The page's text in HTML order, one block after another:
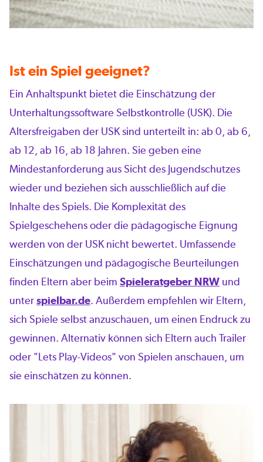
Ist ein Spiel geeignet?
Ein Anhaltspunkt bietet die Einschätzung der
Unterhaltungssoftware Selbstkontrolle (USK). Die
Altersfreigaben der USK sind unterteilt in: ab 0, ab 6,
ab 12, ab 16, ab 18 Jahren. Sie geben eine
Mindestanforderung aus Sicht des Jugendschutzes
wieder und beziehen sich ausschließlich auf die
Inhalte des Spiels. Die Komplexität des
Spielgeschehens oder die pädagogische Eignung
werden von der USK nicht bewertet. Umfassende
Einschätzungen und pädagogische Beurteilungen
finden Eltern aber beim Spieleratgeber NRW und
unterspielbar.de. Außerdem empfehlen wir Eltern,
sich Spiele selbst anzuschauen, um einen Endruck zu
gewinnen. Alternativ können sich Eltern auch Trailer
oder "Lets Play-Videos" von Spielen anschauen, um
sie einschätzen zu können.